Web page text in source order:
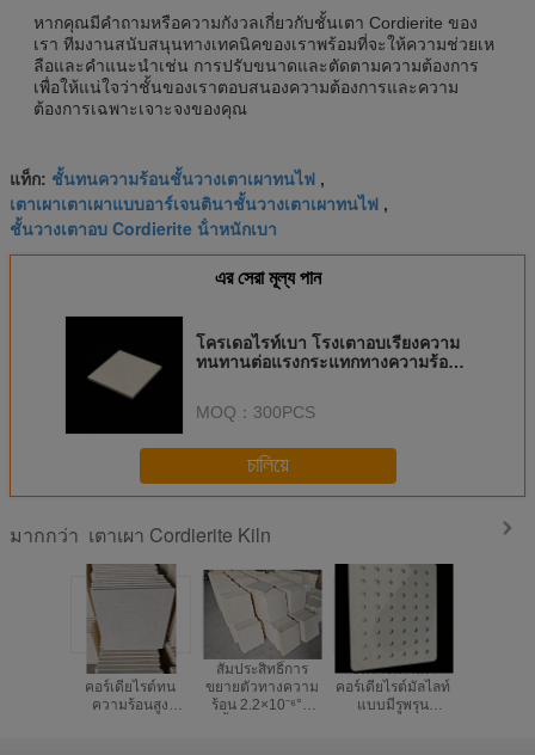
หากคุณมีคําถามหรือความกังวลเกี่ยวกับชั้นเตา Cordierite ของ
เรา ทีมงานสนับสนุนทางเทคนิคของเราพร้อมที่จะให้ความช่วยเห
ลือและคําแนะนําเช่น การปรับขนาดและตัดตามความต้องการ
เพื่อให้แน่ใจว่าชั้นของเราตอบสนองความต้องการและความ
ต้องการเฉพาะเจาะจงของคุณ
แท็ก: ชั้นทนความร้อนชั้นวางเตาเผาทนไฟ ,
เตาเผาเตาเผาแบบอาร์เจนตินาชั้นวางเตาเผาทนไฟ ,
ชั้นวางเตาอบ Cordierite น้ําหนักเบา
এর সেরা মূল্য পান
โครเดอไรท์เบา โรงเตาอบเรียงความ
ทนทานต่อแรงกระแทกทางความร้อน
MOQ： 300PCS
চালিয়ে
มากกว่า เตาเผา Cordierite Kiln
ชั้นวางเตาเผา
คอร์เดียไรต์ทน
ความร้อนสูง
สัมประสิทธิ์การ
ขยายตัวทางความ
ร้อน 2.2×10⁻⁶°C
ชั้นวางเตาเผา
คอร์เดียไรต์มัลไลท์
แบบมีรูพรุน